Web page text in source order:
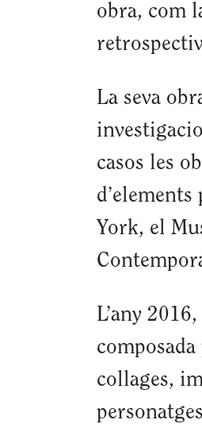
obra, com
La seva
casos les
York, el
L’any
collages,